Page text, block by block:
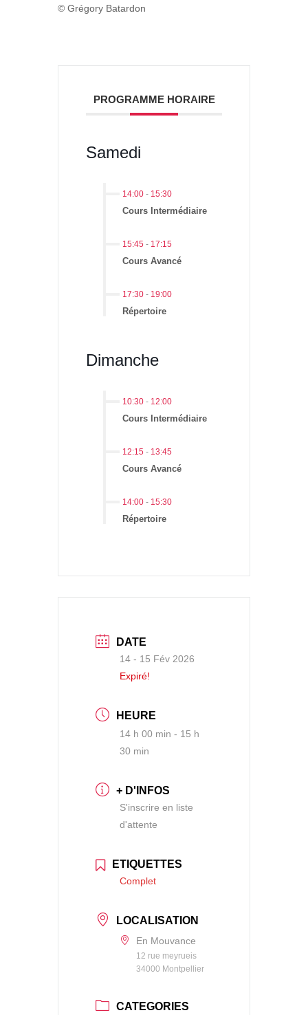
© Grégory Batardon
PROGRAMME HORAIRE
Samedi
14:00 - 15:30
Cours Intermédiaire
15:45 - 17:15
Cours Avancé
17:30 - 19:00
Répertoire
Dimanche
10:30 - 12:00
Cours Intermédiaire
12:15 - 13:45
Cours Avancé
14:00 - 15:30
Répertoire
DATE
14 - 15 Fév 2026
Expiré!
HEURE
14 h 00 min - 15 h
30 min
+ D'INFOS
S'inscrire en liste
d'attente
ETIQUETTES
Complet
LOCALISATION
En Mouvance
12 rue meyrueis
34000 Montpellier
CATEGORIES